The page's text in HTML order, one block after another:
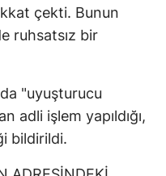
çekti. Bunun
ruhsatsız bir
"uyuşturucu
adli işlem yapıldığı,
bildirildi.